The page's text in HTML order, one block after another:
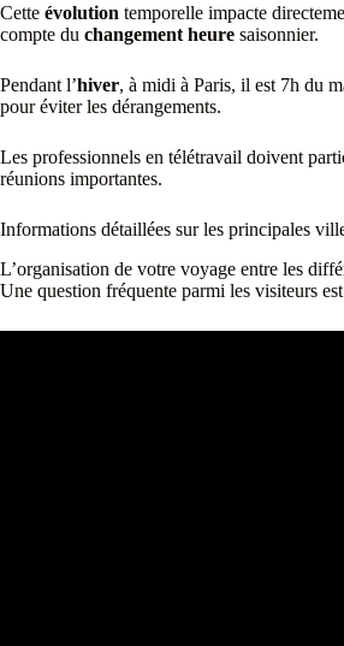
Cette évolution temporelle impacte
compte du changement heure saisonnier.
Pendant l’hiver, à midi à Paris, il est 7h du
pour éviter les dérangements.
Les professionnels en télétravail doivent
réunions importantes.
Informations détaillées sur les principales
L’organisation de votre voyage entre les
Une question fréquente parmi les visiteurs